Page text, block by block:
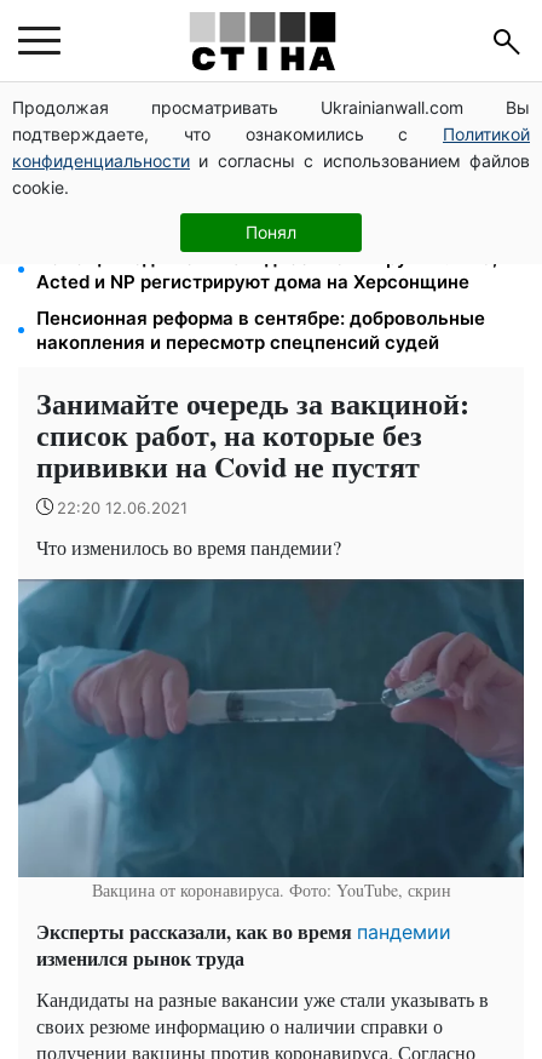
Продолжая просматривать Ukrainianwall.com Вы
подтверждаете, что ознакомились с Политикой
конфиденциальности и согласны с использованием файлов
cookie.
Понял
Цифровизация дел и ВВК: юрист Танасийчук —
почему проверки ТЦК не работают без смены
системы
200+ тысяч в СЗЧ, миллионы в розыске: Федоров
раскрыл план реформы мобилизации и ТЦК
Помощь людям с инвалидностью I-II группы: DRC,
Acted и NP регистрируют дома на Херсонщине
Пенсионная реформа в сентябре: добровольные
накопления и пересмотр спецпенсий судей
Занимайте очередь за вакциной:
список работ, на которые без
прививки на Covid не пустят
22:20 12.06.2021
Что изменилось во время пандемии?
Вакцина от коронавируса. Фото: YouTube, скрин
Эксперты рассказали, как во время пандемии
изменился рынок труда
Кандидаты на разные вакансии уже стали указывать в
своих резюме информацию о наличии справки о
получении вакцины против коронавируса. Согласно